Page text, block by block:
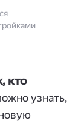
кто
узнать,